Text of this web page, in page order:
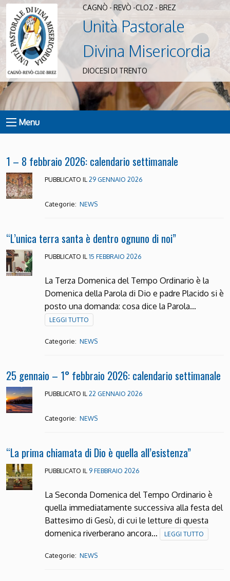
CAGNÒ - REVÒ -CLOZ - BREZ
Unità Pastorale
Divina Misericordia
DIOCESI DI TRENTO
Menu
1 – 8 febbraio 2026: calendario settimanale
PUBBLICATO IL 29 GENNAIO 2026
Categorie: NEWS
“L’unica terra santa è dentro ognuno di noi”
PUBBLICATO IL 15 FEBBRAIO 2026
La Terza Domenica del Tempo Ordinario è la
Domenica della Parola di Dio e padre Placido si è
posto una domanda: cosa dice la Parola…
LEGGI TUTTO
Categorie: NEWS
25 gennaio – 1° febbraio 2026: calendario settimanale
PUBBLICATO IL 22 GENNAIO 2026
Categorie: NEWS
“La prima chiamata di Dio è quella all’esistenza”
PUBBLICATO IL 9 FEBBRAIO 2026
La Seconda Domenica del Tempo Ordinario è
quella immediatamente successiva alla festa del
Battesimo di Gesù, di cui le letture di questa
domenica riverberano ancora…
LEGGI TUTTO
Categorie: NEWS